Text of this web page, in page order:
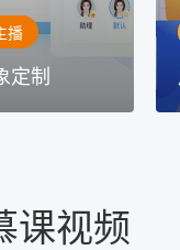
播
定制
课视频